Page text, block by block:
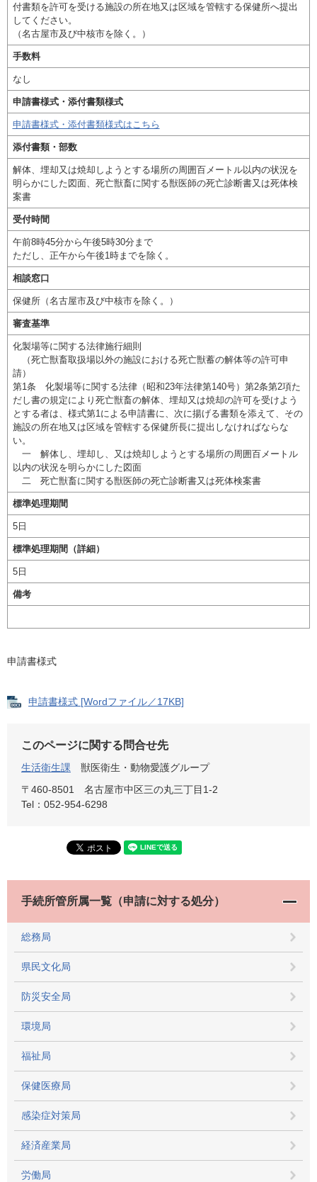
付書類を許可を受ける施設の所在地又は区域を管轄する保健所へ提出
してください。
（名古屋市及び中核市を除く。）
手数料
なし
申請書様式・添付書類様式
申請書様式・添付書類様式はこちら
添付書類・部数
解体、埋却又は焼却しようとする場所の周囲百メートル以内の状況を
明らかにした図面、死亡獣畜に関する獣医師の死亡診断書又は死体検
案書
受付時間
午前8時45分から午後5時30分まで
ただし、正午から午後1時までを除く。
相談窓口
保健所（名古屋市及び中核市を除く。）
審査基準
化製場等に関する法律施行細則
（死亡獣畜取扱場以外の施設における死亡獣蓄の解体等の許可申
請）
第1条 化製場等に関する法律（昭和23年法律第140号）第2条第2項た
だし書の規定により死亡獣畜の解体、埋却又は焼却の許可を受けよう
とする者は、様式第1による申請書に、次に揚げる書類を添えて、その
施設の所在地又は区域を管轄する保健所長に提出しなければならな
い。
一 解体し、埋却し、又は焼却しようとする場所の周囲百メートル
以内の状況を明らかにした図面
二 死亡獣畜に関する獣医師の死亡診断書又は死体検案書
標準処理期間
5日
標準処理期間（詳細）
5日
備考
申請書様式
申請書様式 [Wordファイル／17KB]
このページに関する問合せ先
生活衛生課
獣医衛生・動物愛護グループ
〒460-8501
名古屋市中区三の丸三丁目1-2
Tel：052-954-6298
手続所管所属一覧（申請に対する処分）
総務局
県民文化局
防災安全局
環境局
福祉局
保健医療局
感染症対策局
経済産業局
労働局